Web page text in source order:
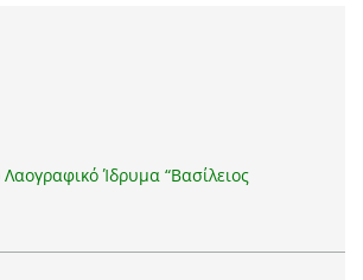
Ίδρυμα “Βασίλειος